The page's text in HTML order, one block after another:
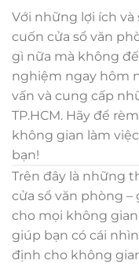
Với những lợi ích
cuốn cửa sổ văn
gì nữa mà không
nghiệm ngay hôm
vấn và cung cấp
TP.HCM. Hãy để
không gian làm
bạn!
Trên đây là những
cửa sổ văn phòng
cho mọi không
giúp bạn có cái
định cho không